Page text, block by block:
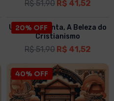
R$51,90 R$ 41,52
20% OFF
Uma Vida Santa, A Beleza do
Cristianismo
R$51,90 R$ 41,52
40% OFF